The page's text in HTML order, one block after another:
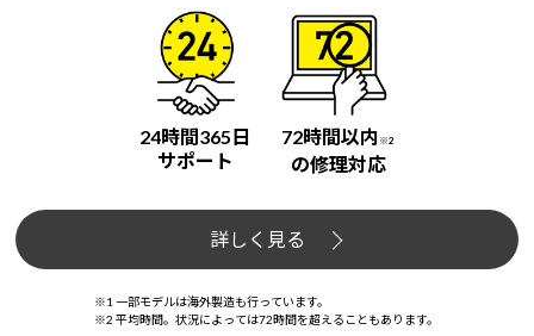
24時間365日
サポート
72時間以内 ※2
の修理対応
詳しく見る
※1 一部モデルは海外製造も行っています。
※2 平均時間。状況によっては72時間を超えることもあります。